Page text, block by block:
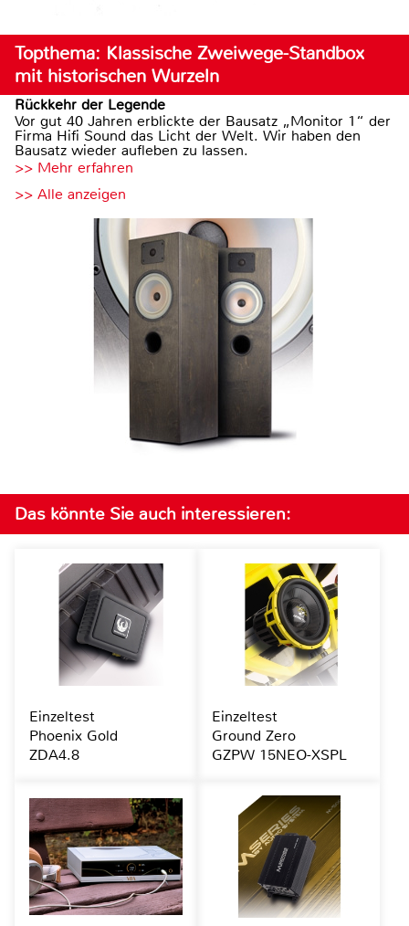
Topthema: Klassische Zweiwege-Standbox
mit historischen Wurzeln
Rückkehr der Legende
Vor gut 40 Jahren erblickte der Bausatz „Monitor 1“ der
Firma Hifi Sound das Licht der Welt. Wir haben den
Bausatz wieder aufleben zu lassen.
>> Mehr erfahren
>> Alle anzeigen
Das könnte Sie auch interessieren:
Einzeltest
Phoenix Gold
ZDA4.8
Einzeltest
Ground Zero
GZPW 15NEO-XSPL